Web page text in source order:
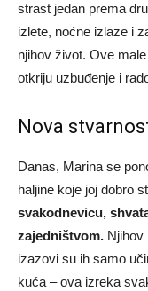
strast jedan prema
izlete, noćne izlaze i
njihov život. Ove
otkriju uzbuđenje i
Nova
Danas, Marina se
haljine koje joj dobro
svakodnevicu,
zajedništvom. Njihov
izazovi su ih samo
kuća – ova izreka